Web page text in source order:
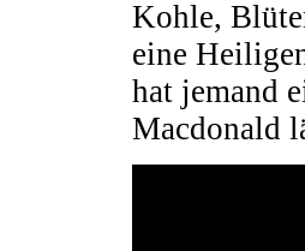
Kohle,
eine
hat jemand
Macdonald